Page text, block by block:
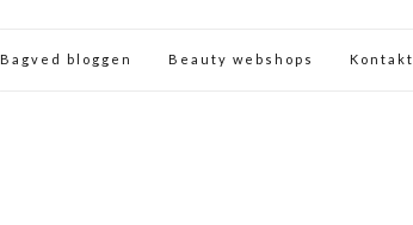
Bagved bloggen Beauty webshops Kontakt